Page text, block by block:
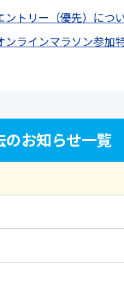
ントリー（優先）につ
ンラインマラソン参加
のお知らせ一覧